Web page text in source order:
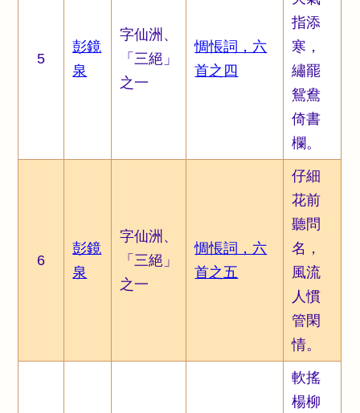
5
彭鏡
泉
字仙洲、
「三絕」
之一
惆悵詞，六
首之四
指添
寒，
繡罷
鴛鴦
倚書
欄。
6
彭鏡
泉
字仙洲、
「三絕」
之一
惆悵詞，六
首之五
仔細
花前
聽問
名，
風流
人慣
管閑
情。
軟搖
楊柳